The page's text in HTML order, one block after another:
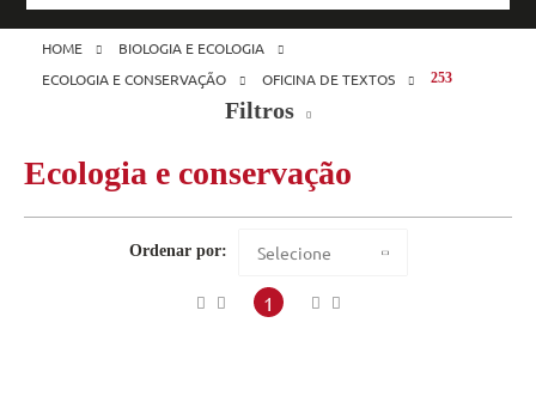
HOME
BIOLOGIA E ECOLOGIA
ECOLOGIA E CONSERVAÇÃO
OFICINA DE TEXTOS 253
Filtros
Ecologia e conservação (4)
e-Books
Veja todas as opções
Ecologia e conservação
Ordenar por: Selecione
Maior preço
1